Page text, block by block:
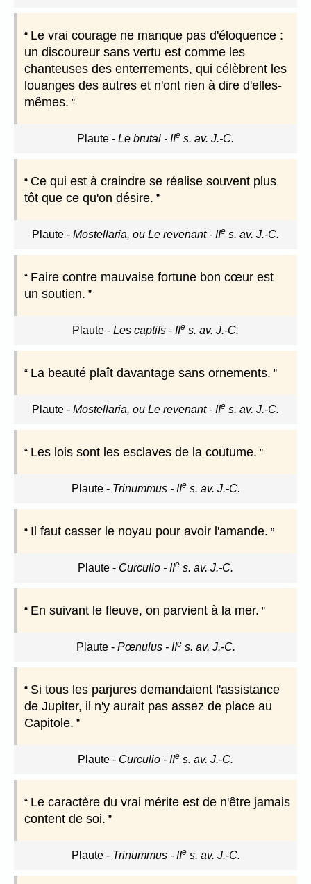
Le vrai courage ne manque pas d'éloquence :
un discoureur sans vertu est comme les
chanteuses des enterrements, qui célèbrent les
louanges des autres et n'ont rien à dire d'elles-
mêmes.
Plaute - Le brutal - IIe s. av. J.-C.
Ce qui est à craindre se réalise souvent plus
tôt que ce qu'on désire.
Plaute - Mostellaria, ou Le revenant - IIe s. av. J.-C.
Faire contre mauvaise fortune bon cœur est
un soutien.
Plaute - Les captifs - IIe s. av. J.-C.
La beauté plaît davantage sans ornements.
Plaute - Mostellaria, ou Le revenant - IIe s. av. J.-C.
Les lois sont les esclaves de la coutume.
Plaute- Trinummus - IIes. av. J.-C.
Il faut casser le noyau pour avoir l'amande.
Plaute - Curculio - IIe s. av. J.-C.
En suivant le fleuve, on parvient à la mer.
Plaute- Pœnulus - IIes. av. J.-C.
Si tous les parjures demandaient l'assistance
de Jupiter, il n'y aurait pas assez de place au
Capitole.
Plaute - Curculio - IIe s. av. J.-C.
Le caractère du vrai mérite est de n'être jamais
content de soi.
Plaute- Trinummus - IIes. av. J.-C.